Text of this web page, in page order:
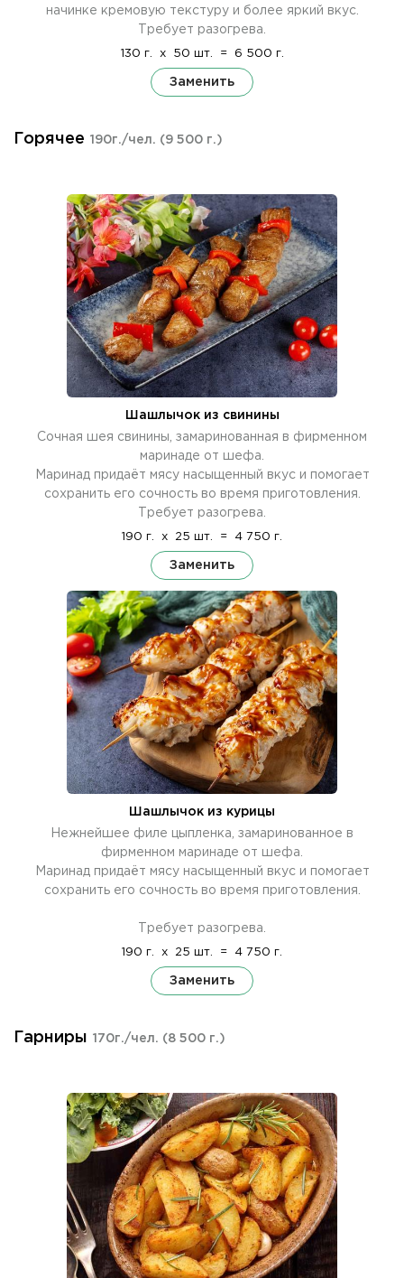
начинке кремовую текстуру и более яркий вкус.
Требует разогрева.
130 г. x 50 шт. = 6 500 г.
Заменить
Горячее 190г./чел. (9 500 г.)
Шашлычок из свинины
Сочная шея свинины, замаринованная в фирменном
маринаде от шефа.
Маринад придаёт мясу насыщенный вкус и помогает
сохранить его сочность во время приготовления.
Требует разогрева.
190 г. x 25 шт. = 4 750 г.
Заменить
Шашлычок из курицы
Нежнейшее филе цыпленка, замаринованное в
фирменном маринаде от шефа.
Маринад придаёт мясу насыщенный вкус и помогает
сохранить его сочность во время приготовления.
Требует разогрева.
190 г. x 25 шт. = 4 750 г.
Заменить
Гарниры 170г./чел. (8 500 г.)